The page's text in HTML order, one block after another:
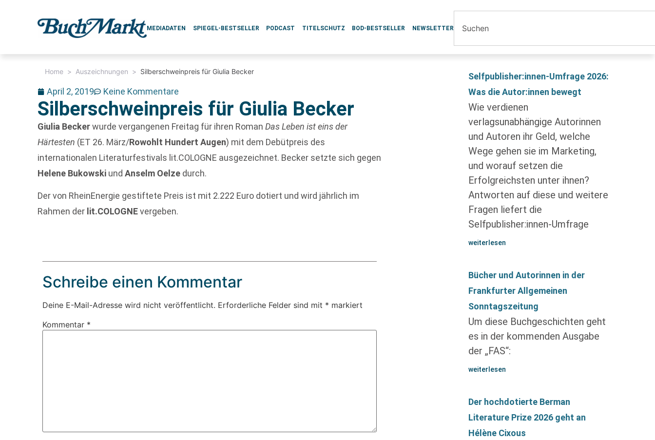
MEDIADATEN SPIEGEL-BESTSELLER PODCAST TITELSCHUTZ BOD-BESTSELLER NEWSLETTER
Home > Auszeichnungen > Silberschweinpreis für Giulia Becker
April 2, 2019 Keine Kommentare
Silberschweinpreis für Giulia Becker
Giulia Beckerwurde vergangenen Freitag für ihren RomanDas Leben ist eins der
Härtesten (ET 26. März/Rowohlt Hundert Augen) mit dem Debütpreis des
internationalen Literaturfestivals lit.COLOGNE ausgezeichnet. Becker setzte sich gegen
Helene Bukowski undAnselm Oelze durch.
Der von RheinEnergie gestiftete Preis ist mit 2.222 Euro dotiert und wird jährlich im
Rahmen der lit.COLOGNEvergeben.
Schreibe einen Kommentar
Deine E-Mail-Adresse wird nicht veröffentlicht. Erforderliche Felder sind mit * markiert
Kommentar *
Selfpublisher:innen-Umfrage 2026:
Was die Autor:innen bewegt
Wie verdienen
verlagsunabhängige Autorinnen
und Autoren ihr Geld, welche
Wege gehen sie im Marketing,
und worauf setzen die
Erfolgreichsten unter ihnen?
Antworten auf diese und weitere
Fragen liefert die
Selfpublisher:innen-Umfrage
weiterlesen
Bücher und Autorinnen in der
Frankfurter Allgemeinen
Sonntagszeitung
Um diese Buchgeschichten geht
es in der kommenden Ausgabe
der „FAS“:
weiterlesen
Der hochdotierte Berman
Literature Prize 2026 geht an
Hélène Cixous